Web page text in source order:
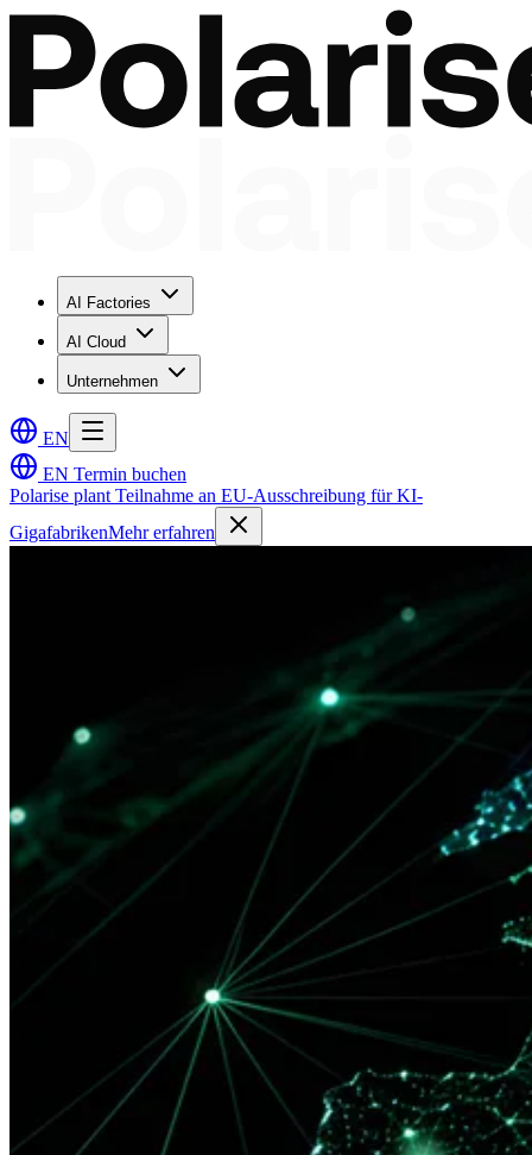
AI Factories
AI Cloud
Unternehmen
EN
EN Termin buchen
Polarise plant Teilnahme an EU-Ausschreibung für KI-
GigafabrikenMehr erfahren